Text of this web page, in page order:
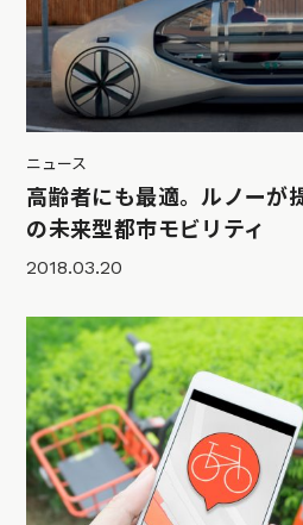
ニュース
高齢者にも最適。ルノーが
の未来型都市モビリティ
2018.03.20